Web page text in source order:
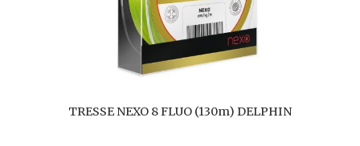
TRESSE NEXO 8 FLUO (130m) DELPHIN